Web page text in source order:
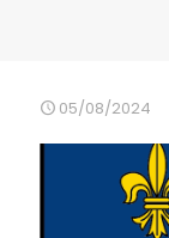
05/08/2024